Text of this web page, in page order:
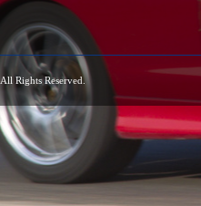
. All Rights Reserved.